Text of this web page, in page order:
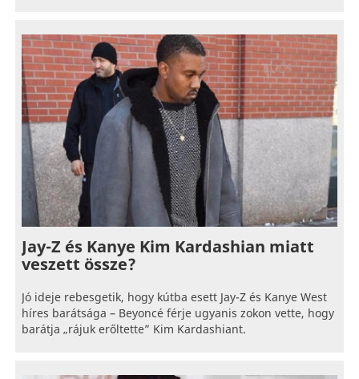
Jay-Z és Kanye Kim Kardashian miatt
veszett össze?
Jó ideje rebesgetik, hogy kútba esett Jay-Z és Kanye West
híres barátsága – Beyoncé férje ugyanis zokon vette, hogy
barátja „rájuk erőltette” Kim Kardashiant.